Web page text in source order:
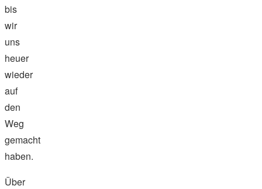
bis
wir
uns
heuer
wieder
auf
den
Weg
gemacht
haben.
Über